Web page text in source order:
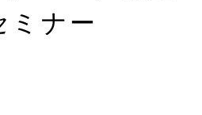
ミナー